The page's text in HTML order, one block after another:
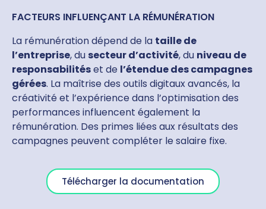
FACTEURS INFLUENÇANT LA RÉMUNÉRATION
La rémunération dépend de la taille de
l’entreprise, du secteur d’activité, du niveau de
responsabilitéset de l’étendue des campagnes
gérées. La maîtrise des outils digitaux avancés, la
créativité et l’expérience dans l’optimisation des
performances influencent également la
rémunération. Des primes liées aux résultats des
campagnes peuvent compléter le salaire fixe.
Télécharger la documentation